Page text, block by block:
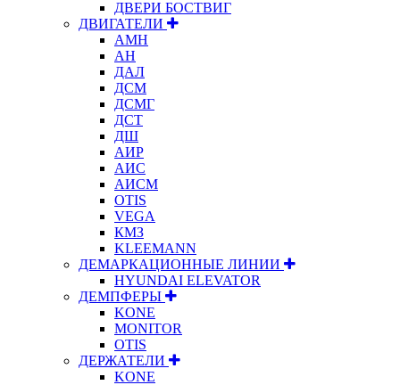
ДВЕРИ БОСТВИГ
ДВИГАТЕЛИ
АМН
АН
ДАЛ
ДСМ
ДСМГ
ДСТ
ДШ
АИР
АИС
АИСМ
OTIS
VEGA
КМЗ
KLEEMANN
ДЕМАРКАЦИОННЫЕ ЛИНИИ
HYUNDAI ELEVATOR
ДЕМПФЕРЫ
KONE
MONITOR
OTIS
ДЕРЖАТЕЛИ
KONE